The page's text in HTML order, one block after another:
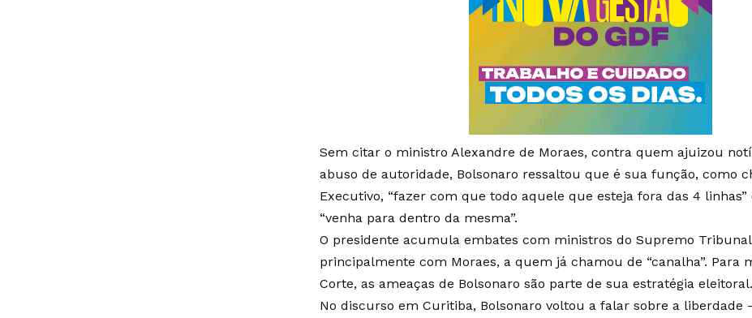
Sem citar o ministro Alexandre de Moraes, contra quem ajuizou
abuso de autoridade, Bolsonaro ressaltou que é sua função, como
Executivo, “fazer com que todo aquele que esteja fora das 4 linhas”
“venha para dentro da mesma”.
O presidente acumula embates com ministros do Supremo Tribunal
principalmente com Moraes, a quem já chamou de “canalha”. Para
Corte, as ameaças de Bolsonaro são parte de sua estratégia eleitoral.
No discurso em Curitiba, Bolsonaro voltou a falar sobre a liberdade